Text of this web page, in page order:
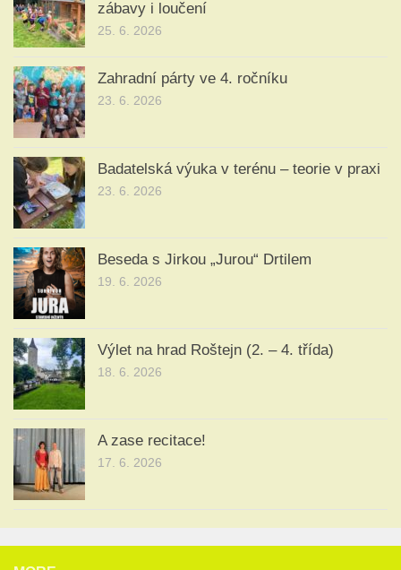
zábavy i loučení
25. 6. 2026
Zahradní párty ve 4. ročníku
23. 6. 2026
Badatelská výuka v terénu – teorie v praxi
23. 6. 2026
Beseda s Jirkou „Jurou“ Drtilem
19. 6. 2026
Výlet na hrad Roštejn (2. – 4. třída)
18. 6. 2026
A zase recitace!
17. 6. 2026